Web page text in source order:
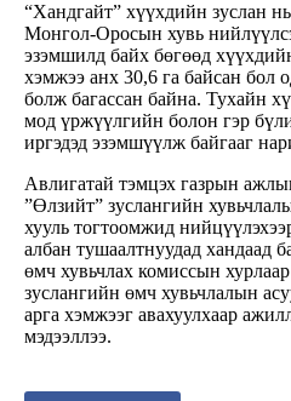
“Хандгайт” хүүхдийн зуслан
Монгол-Оросын хувь
эзэмшилд байх бөгөөд
хэмжээ анх 30,6 га байсан бол
болж багассан байна. Тухайн
мод үржүүлгийн болон гэр
иргэдэд эзэмшүүлж байгааг
Авлигатай тэмцэх газрын
”Өлзийт” зуслангийн
хууль тогтоомжид
албан тушаалтнуудад хандаад
өмч хувьчлах комиссын
зуслангийн өмч хувьчлалын
арга хэмжээг авахуулхаар
мэдээллээ.